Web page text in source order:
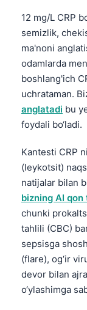
12 mg/L CRP
semizlik,
ma'noni
odamlarda
boshlang'ich
uchrataman.
anglatadi bu
foydali bo‘ladi.
Kantesti CRP
(leykotsit)
natijalar bilan
bizning AI
chunki
tahlili (CBC)
sepsisga
(flare), og‘ir
devor bilan
o‘ylashimga